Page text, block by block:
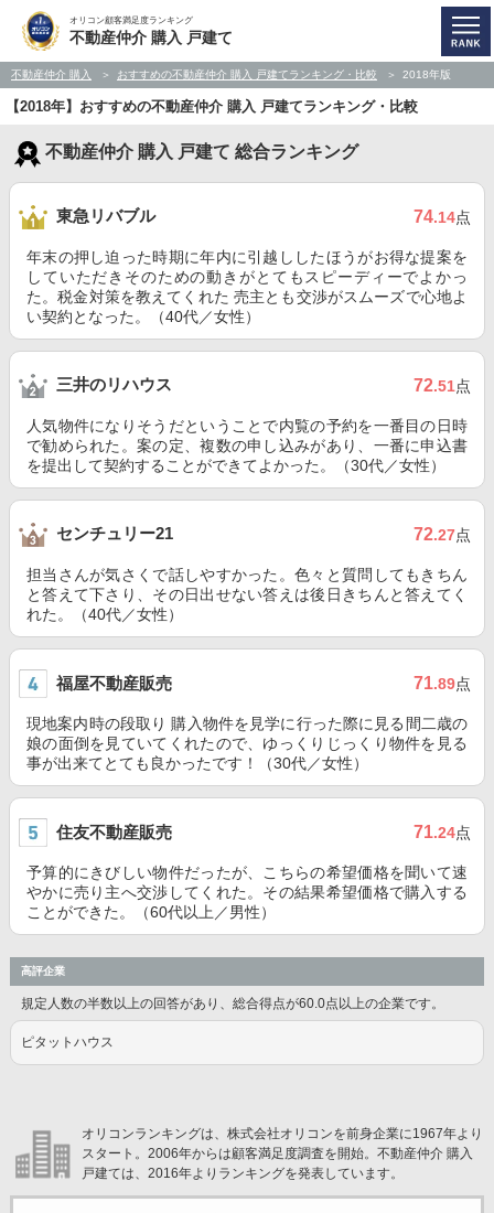
オリコン顧客満足度ランキング
不動産仲介 購入 戸建て
不動産仲介 購入 おすすめの不動産仲介 購入 戸建てランキング・比較 2018年版
【2018年】おすすめの不動産仲介 購入 戸建てランキング・比較
不動産仲介 購入 戸建て 総合ランキング
東急リバブル 74.14点
年末の押し迫った時期に年内に引越ししたほうがお得な提案を
していただきそのための動きがとてもスピーディーでよかっ
た。税金対策を教えてくれた 売主とも交渉がスムーズで心地よ
い契約となった。（40代／女性）
三井のリハウス 72.51点
人気物件になりそうだということで内覧の予約を一番目の日時
で勧められた。案の定、複数の申し込みがあり、一番に申込書
を提出して契約することができてよかった。（30代／女性）
センチュリー21 72.27点
担当さんが気さくで話しやすかった。色々と質問してもきちん
と答えて下さり、その日出せない答えは後日きちんと答えてく
れた。（40代／女性）
福屋不動産販売 71.89点
現地案内時の段取り 購入物件を見学に行った際に見る間二歳の
娘の面倒を見ていてくれたので、ゆっくりじっくり物件を見る
事が出来てとても良かったです！（30代／女性）
住友不動産販売 71.24点
予算的にきびしい物件だったが、こちらの希望価格を聞いて速
やかに売り主へ交渉してくれた。その結果希望価格で購入する
ことができた。（60代以上／男性）
高評企業
規定人数の半数以上の回答があり、総合得点が60.0点以上の企業です。
ピタットハウス
オリコンランキングは、株式会社オリコンを前身企業に1967年より
スタート。2006年からは顧客満足度調査を開始。不動産仲介 購入
戸建ては、2016年よりランキングを発表しています。